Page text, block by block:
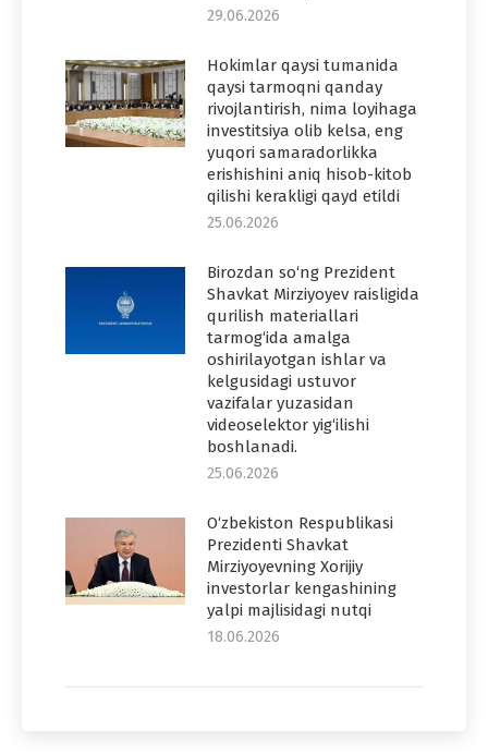
29.06.2026
Hokimlar qaysi tumanida
qaysi tarmoqni qanday
rivojlantirish, nima loyihaga
investitsiya olib kelsa, eng
yuqori samaradorlikka
erishishini aniq hisob-kitob
qilishi kerakligi qayd etildi
25.06.2026
Birozdan so‘ng Prezident
Shavkat Mirziyoyev raisligida
qurilish materiallari
tarmog‘ida amalga
oshirilayotgan ishlar va
kelgusidagi ustuvor
vazifalar yuzasidan
videoselektor yig‘ilishi
boshlanadi.
25.06.2026
O‘zbekiston Respublikasi
Prezidenti Shavkat
Mirziyoyevning Xorijiy
investorlar kengashining
yalpi majlisidagi nutqi
18.06.2026